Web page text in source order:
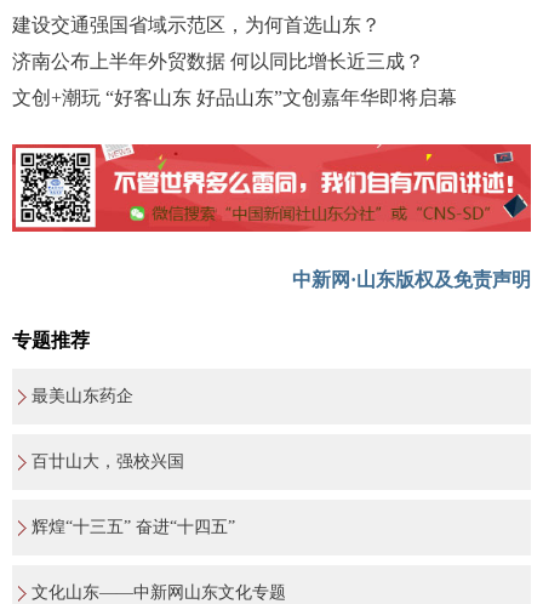
建设交通强国省域示范区，为何首选山东？
济南公布上半年外贸数据 何以同比增长近三成？
文创+潮玩 “好客山东 好品山东”文创嘉年华即将启幕
中新网·山东版权及免责声明
专题推荐
最美山东药企
百廿山大，强校兴国
辉煌“十三五” 奋进“十四五”
文化山东——中新网山东文化专题